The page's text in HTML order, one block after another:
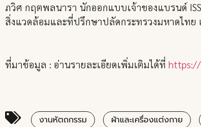
ภวิศ กฤตพลนารา นักออกแบบเจ้าของแบรนด์
สิ่งแวดล้อมและที่ปรึกษาปลัดกระทรวงมหาดไทย
ที่มาข้อมูล : อ่านรายละเอียดเพิ่มเติมได้ที่ https://
งานหัตถกรรม ผ้าและเครื่องแต่งกาย